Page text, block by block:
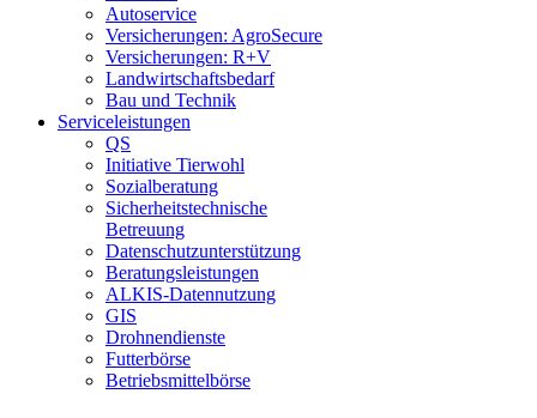
Autoservice
Versicherungen: AgroSecure
Versicherungen: R+V
Landwirtschaftsbedarf
Bau und Technik
Service­­leistungen
QS
Initiative Tierwohl
Sozialberatung
Sicherheitstechnische
Betreuung
Datenschutzunterstützung
Beratungsleistungen
ALKIS-Datennutzung
GIS
Drohnendienste
Futterbörse
Betriebsmittelbörse